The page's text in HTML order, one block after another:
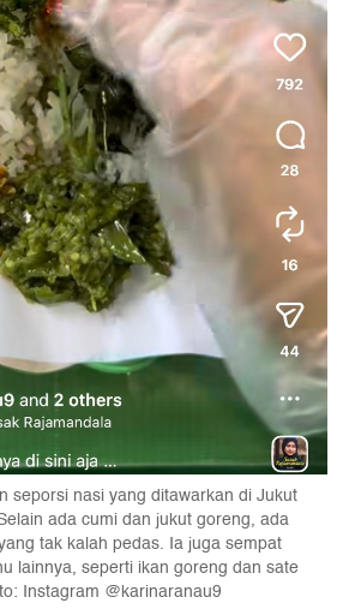
seporsi nasi yang ditawarkan di Jukut
ada cumi dan jukut goreng, ada
tak kalah pedas. Ia juga sempat
lainnya, seperti ikan goreng dan sate
Instagram @karinaranau9